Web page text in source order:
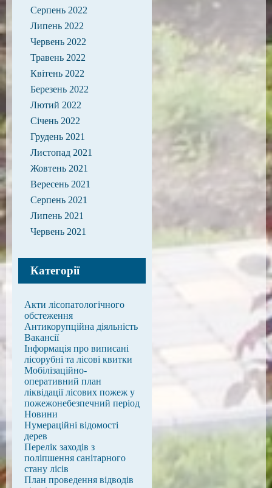
Серпень 2022
Липень 2022
Червень 2022
Травень 2022
Квітень 2022
Березень 2022
Лютий 2022
Січень 2022
Грудень 2021
Листопад 2021
Жовтень 2021
Вересень 2021
Серпень 2021
Липень 2021
Червень 2021
Категорії
Акти лісопатологічного
обстеження
Антикорупційна діяльність
Вакансії
Інформація про виписані
лісорубні та лісові квитки
Мобілізаційно-
оперативний план
ліквідації лісових пожеж у
пожежонебезпечний період
Новини
Нумераційні відомості
дерев
Перелік заходів з
поліпшення санітарного
стану лісів
План проведення відводів